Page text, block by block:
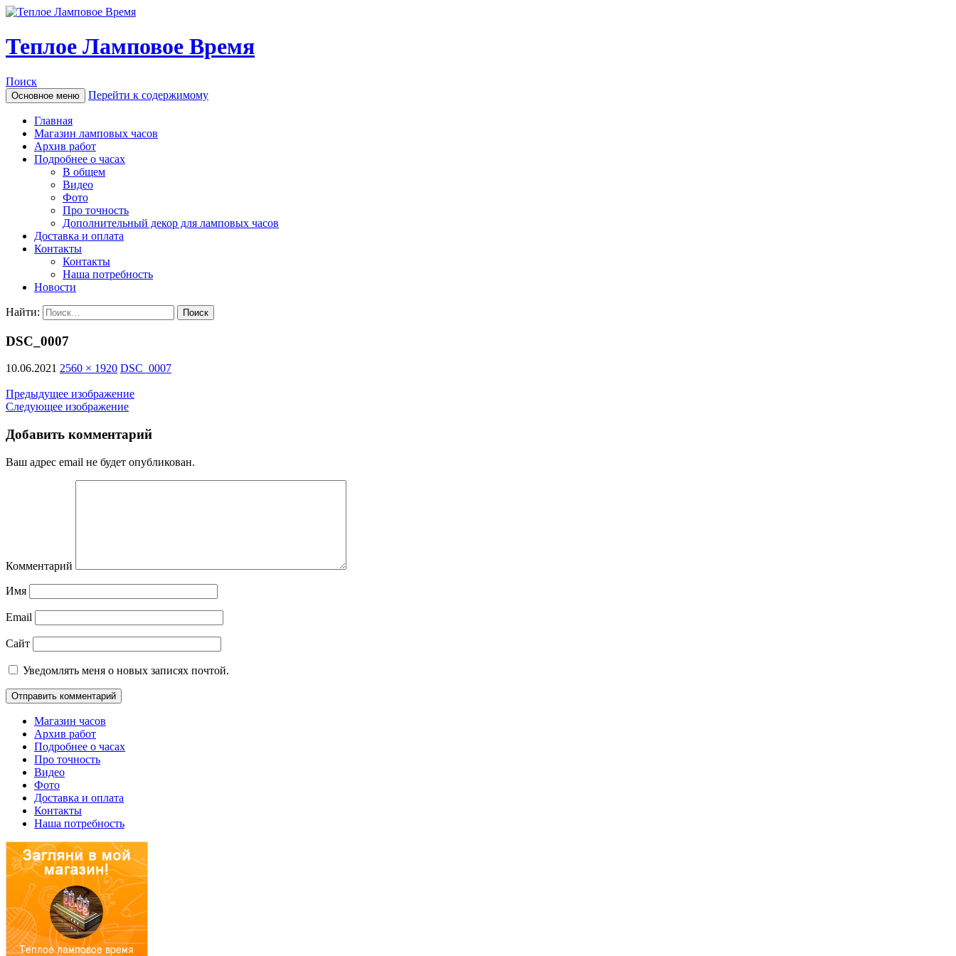
Теплое Ламповое Время
Поиск
Основное меню Перейти к содержимому
Главная
Магазин ламповых часов
Архив работ
Подробнее о часах
В общем
Видео
Фото
Про точность
Дополнительный декор для ламповых часов
Доставка и оплата
Контакты
Контакты
Наша потребность
Новости
Найти:
DSC_0007
10.06.2021 2560 × 1920 DSC_0007
Предыдущее изображение
Следующее изображение
Добавить комментарий
Ваш адрес email не будет опубликован.
Комментарий
Имя
Email
Сайт
Уведомлять меня о новых записях почтой.
Магазин часов
Архив работ
Подробнее о часах
Про точность
Видео
Фото
Доставка и оплата
Контакты
Наша потребность